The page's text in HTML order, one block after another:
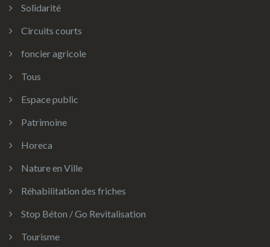
Solidarité
Circuits courts
foncier agricole
Tous
Espace public
Patrimoine
Horeca
Nature en Ville
Réhabilitation des friches
Stop Béton / Go Revitalisation
Tourisme